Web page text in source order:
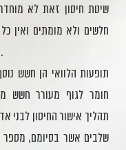
שיטת חיסון זאת לא
חלשים ולא מומתים ואין
מהדבקות מן המחלה.
תופעות הלוואי הן חשש
חומר לגוף מעורר חשש
תהליך אישור החיסון לבני
שלבים אשר בסיומם,